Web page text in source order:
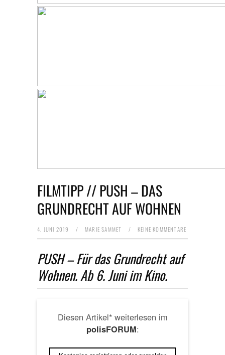
FILMTIPP // PUSH – DAS
GRUNDRECHT AUF WOHNEN
4. JUNI 2019 / MARIE SAMMET / KEINE KOMMENTARE
PUSH – Für das Grundrecht auf
Wohnen. Ab 6. Juni im Kino.
Diesen Artikel* weiterlesen im
polisFORUM: